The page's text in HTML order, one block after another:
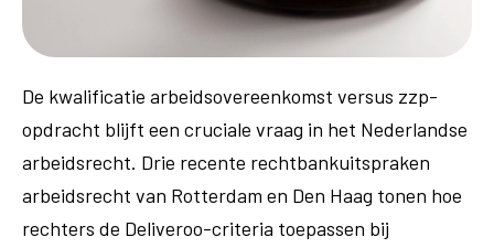
De kwalificatie arbeidsovereenkomst versus zzp-
opdracht blijft een cruciale vraag in het Nederlandse
arbeidsrecht. Drie recente rechtbankuitspraken
arbeidsrecht van Rotterdam en Den Haag tonen hoe
rechters de Deliveroo-criteria toepassen bij